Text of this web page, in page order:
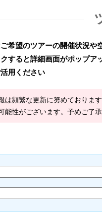
希望のツアーの開催状況や
すると詳細画面がポップア
用ください
は頻繁な更新に努めておりま
能性がございます。予めご了承